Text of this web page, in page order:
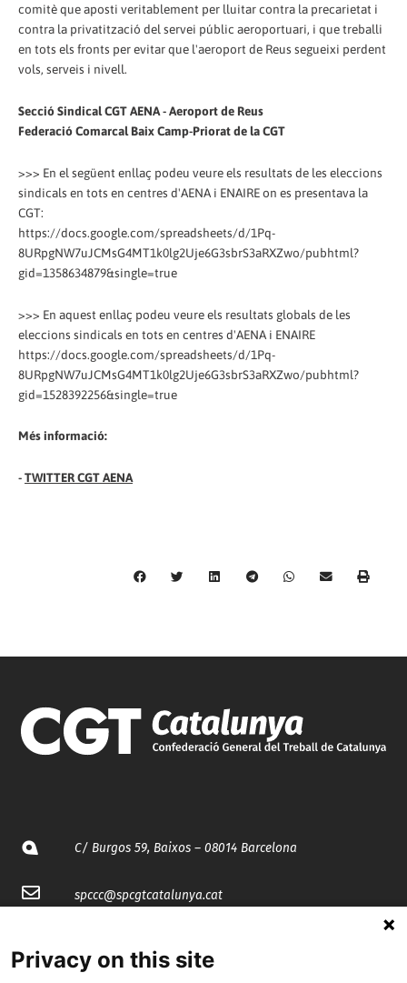
comitè que aposti veritablement per lluitar contra la precarietat i
contra la privatització del servei públic aeroportuari, i que treballi
en tots els fronts per evitar que l'aeroport de Reus segueixi perdent
vols, serveis i nivell.
Secció Sindical CGT AENA - Aeroport de Reus
Federació Comarcal Baix Camp-Priorat de la CGT
>>> En el següent enllaç podeu veure els resultats de les eleccions
sindicals en tots en centres d'AENA i ENAIRE on es presentava la
CGT:
https://docs.google.com/spreadsheets/d/1Pq-
8URpgNW7uJCMsG4MT1k0lg2Uje6G3sbrS3aRXZwo/pubhtml?
gid=1358634879&single=true
>>> En aquest enllaç podeu veure els resultats globals de les
eleccions sindicals en tots en centres d'AENA i ENAIRE
https://docs.google.com/spreadsheets/d/1Pq-
8URpgNW7uJCMsG4MT1k0lg2Uje6G3sbrS3aRXZwo/pubhtml?
gid=1528392256&single=true
Més informació:
-TWITTER CGT AENA
C/ Burgos 59, Baixos – 08014 Barcelona
spccc@spcgtcatalunya.cat
Privacy on this site